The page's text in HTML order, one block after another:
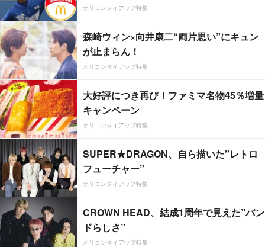
オリコンタイアップ特集
森崎ウィン×向井康二“両片思い”にキュン
が止まらん！
オリコンタイアップ特集
大好評につき再び！ファミマ名物45％増量
キャンペーン
オリコンタイアップ特集
SUPER★DRAGON、自ら描いた”レトロ
フューチャー”
オリコンタイアップ特集
CROWN HEAD、結成1周年で見えた”バン
ドらしさ”
オリコンタイアップ特集